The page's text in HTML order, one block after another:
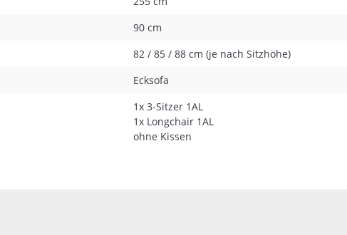
90 cm
82 / 85 / 88 cm (je nach Sitzhöhe)
Ecksofa
1x 3-Sitzer 1AL
1x Longchair 1AL
ohne Kissen